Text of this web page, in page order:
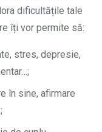
dificultățile tale
îți vor permite să:
stres, depresie,
în sine, afirmare